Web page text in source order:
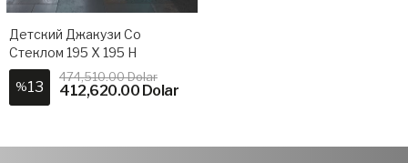
Детский Джакузи Со
Стеклом 195 X 195 H
%13
474,510.00 Dolar
412,620.00 Dolar